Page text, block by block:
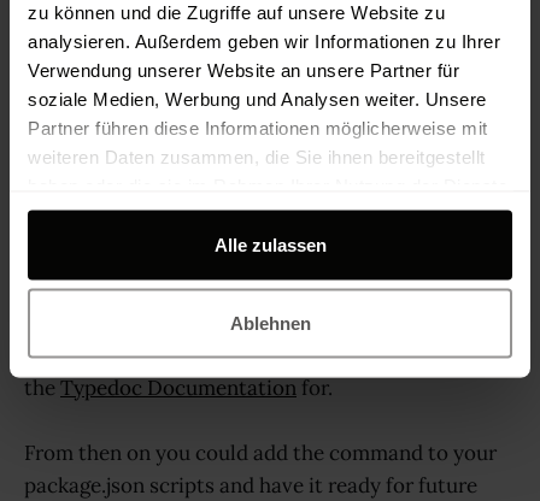
zu können und die Zugriffe auf unsere Website zu
analysieren. Außerdem geben wir Informationen zu Ihrer
Verwendung unserer Website an unsere Partner für
soziale Medien, Werbung und Analysen weiter. Unsere
Partner führen diese Informationen möglicherweise mit
weiteren Daten zusammen, die Sie ihnen bereitgestellt
gesammelt haben.
Alle zulassen
Ablehnen
There are many options to customize your
generated documentation, which you could check
the Typedoc Documentation for.
From then on you could add the command to your
package.json scripts and have it ready for future